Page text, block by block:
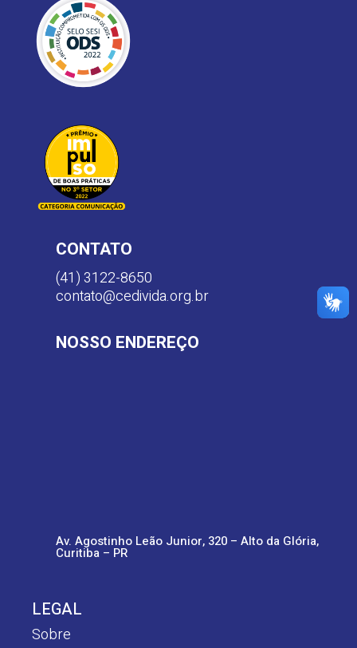
CONTATO
(41) 3122-8650
contato@cedivida.org.br
NOSSO ENDEREÇO
Av. Agostinho Leão Junior, 320 – Alto da Glória,
Curitiba – PR
LEGAL
Sobre